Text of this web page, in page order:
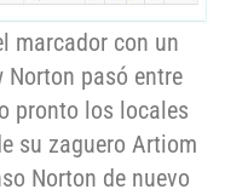
marcador con un
Norton pasó entre
pronto los locales
su zaguero Artiom
Norton de nuevo